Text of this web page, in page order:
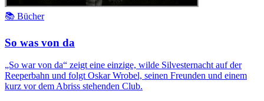
📚 Bücher
So was von da
„So war von da“ zeigt eine einzige, wilde Silvesternacht auf der
Reeperbahn und folgt Oskar Wrobel, seinen Freunden und einem
kurz vor dem Abriss stehenden Club.